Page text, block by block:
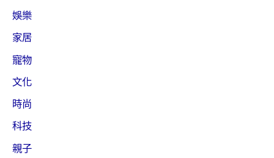
娛樂
家居
寵物
文化
時尚
科技
親子